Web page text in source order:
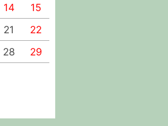
14
15
21
22
28
29